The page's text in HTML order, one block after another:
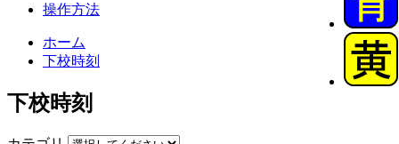
操作方法
ホーム
下校時刻
下校時刻